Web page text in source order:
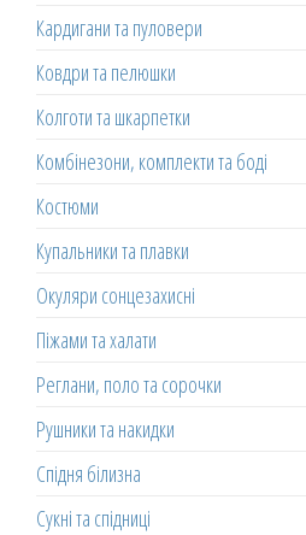
Кардигани та пуловери
Ковдри та пелюшки
Колготи та шкарпетки
Комбінезони, комплекти та боді
Костюми
Купальники та плавки
Окуляри сонцезахисні
Піжами та халати
Реглани, поло та сорочки
Рушники та накидки
Спідня білизна
Сукні та спідниці